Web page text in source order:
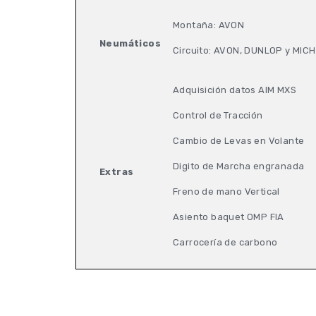
Neumáticos
Montaña: AVON
Circuito: AVON, DUNLOP y
Extras
Adquisición datos AIM MXS
Control de Tracción
Cambio de Levas en Volante
Digito de Marcha engranada
Freno de mano Vertical
Asiento baquet OMP FIA
Carrocería de carbono